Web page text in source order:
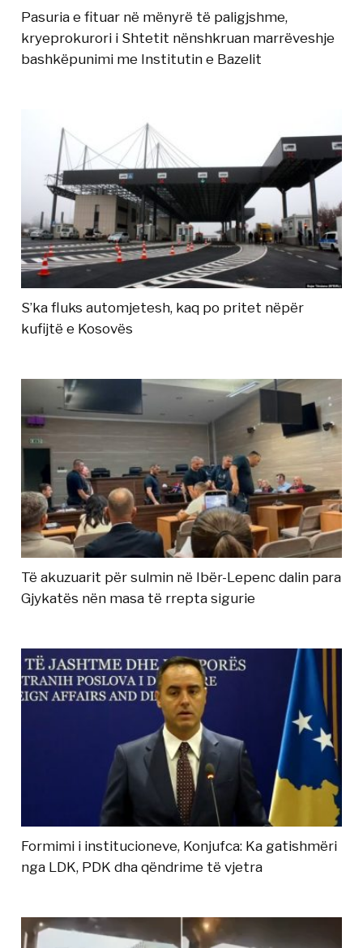
Pasuria e fituar në mënyrë të paligjshme,
kryeprokurori i Shtetit nënshkruan marrëveshje
bashkëpunimi me Institutin e Bazelit
S’ka fluks automjetesh, kaq po pritet nëpër
kufijtë e Kosovës
Të akuzuarit për sulmin në Ibër-Lepenc dalin para
Gjykatës nën masa të rrepta sigurie
Formimi i institucioneve, Konjufca: Ka gatishmëri
nga LDK, PDK dha qëndrime të vjetra